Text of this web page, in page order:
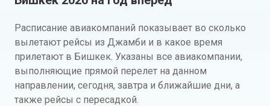
Расписание авиакомпаний показывает во сколько
вылетают рейсы из Джамби и в какое время
прилетают в Бишкек. Указаны все авиакомпании,
выполняющие прямой перелет на данном
направлении, сегодня, завтра и ближайшие дни, а
также рейсы с пересадкой.